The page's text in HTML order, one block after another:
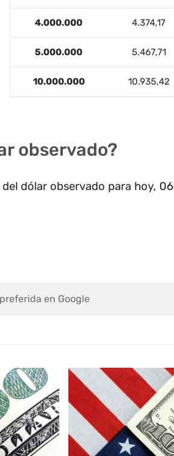
4.000.000 4.374,17
5.000.000 5.467,71
10.000.000 10.935,42
observado?
dólar observado para hoy, 06
en Google